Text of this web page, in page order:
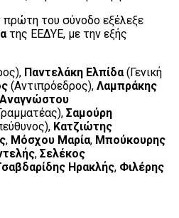
πρώτη του σύνοδο εξέλεξε
της ΕΕΔΥΕ, με την εξής
Παντελάκη Ελπίδα(Γενική
(Αντιπρόεδρος), Λαμπράκης
Αναγνώστου
Σαμούρη
Κατζιώτης
, Μόσχου Μαρία, Μπούκουρης
, Σελέκος
Ηρακλής, Φιλέρης